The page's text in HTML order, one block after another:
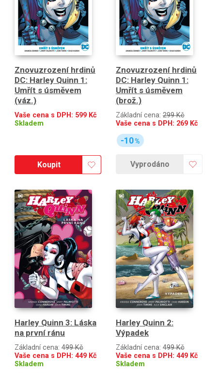
Znovuzrození hrdinů
DC: Harley Quinn 1:
Umřít s úsměvem
(váz.)
Vaše cena s DPH: 599 Kč
Skladem
Koupit
Znovuzrození hrdinů
DC: Harley Quinn 1:
Umřít s úsměvem
(brož.)
Základní cena: 299 Kč
Vaše cena s DPH: 269 Kč
-10%
Vyprodáno
Harley Quinn 3: Láska
na první ránu
Základní cena: 499 Kč
Vaše cena s DPH: 449 Kč
Skladem
Harley Quinn 2:
Výpadek
Základní cena: 499 Kč
Vaše cena s DPH: 449 Kč
Skladem